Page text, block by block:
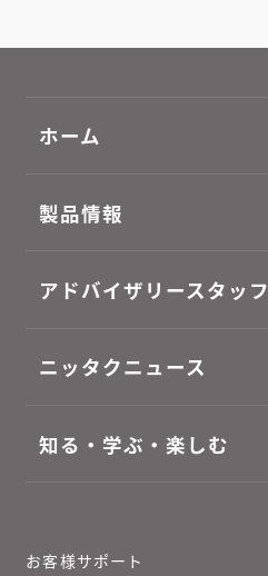
ホーム
製品情報
アドバイザリースタッフ
ニッタクニュース
知る・学ぶ・楽しむ
お客様サポート